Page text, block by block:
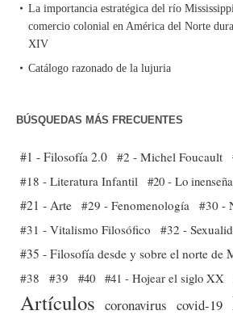
La importancia estratégica del río
comercio colonial en América del Norte
XIV
Catálogo razonado de la lujuria
BÚSQUEDAS MÁS FRECUENTES
#1 - Filosofía 2.0 #2 - Michel Foucault
#18 - Literatura Infantil #20 - Lo
#21 - Arte #29 - Fenomenología
#30 -
#31 - Vitalismo Filosófico
#32 -
#35 - Filosofía desde y sobre el norte de
#38
#39 #40 #41 - Hojear el siglo XX
Artículos coronavirus covid-19